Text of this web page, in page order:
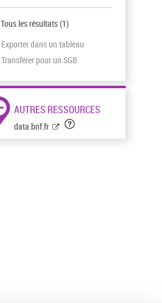
Tous les résultats(1)
Exporter dans un tableau
Transférer pour un SGB
AUTRES RESSOURCES
data.bnf.fr